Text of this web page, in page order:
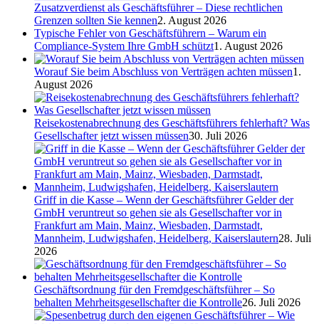
Zusatzverdienst als Geschäftsführer – Diese rechtlichen
Grenzen sollten Sie kennen2. August 2026
Typische Fehler von Geschäftsführern – Warum ein
Compliance-System Ihre GmbH schützt1. August 2026
Worauf Sie beim Abschluss von Verträgen achten müssen1.
August 2026
Reisekostenabrechnung des Geschäftsführers fehlerhaft? Was
Gesellschafter jetzt wissen müssen30. Juli 2026
Griff in die Kasse – Wenn der Geschäftsführer Gelder der
GmbH veruntreut so gehen sie als Gesellschafter vor in
Frankfurt am Main, Mainz, Wiesbaden, Darmstadt,
Mannheim, Ludwigshafen, Heidelberg, Kaiserslautern28. Juli
2026
Geschäftsordnung für den Fremdgeschäftsführer – So
behalten Mehrheitsgesellschafter die Kontrolle26. Juli 2026